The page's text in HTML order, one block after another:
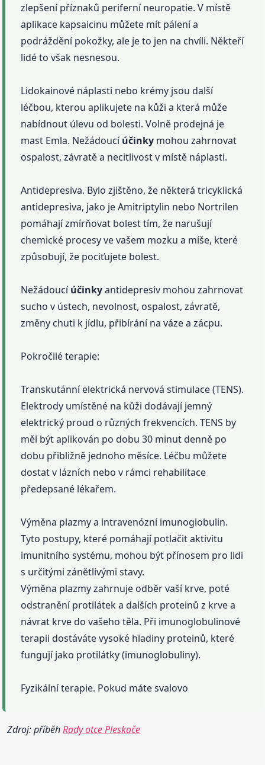
zlepšení příznaků periferní neuropatie. V místě
aplikace kapsaicinu můžete mít pálení a
podráždění pokožky, ale je to jen na chvíli. Někteří
lidé to však nesnesou.
Lidokainové náplasti nebo krémy jsou další
léčbou, kterou aplikujete na kůži a která může
nabídnout úlevu od bolesti. Volně prodejná je
mast Emla. Nežádoucíúčinky mohou zahrnovat
ospalost, závratě a necitlivost v místě náplasti.
Antidepresiva. Bylo zjištěno, že některá tricyklická
antidepresiva, jako je Amitriptylin nebo Nortrilen
pomáhají zmírňovat bolest tím, že narušují
chemické procesy ve vašem mozku a míše, které
způsobují, že pociťujete bolest.
Nežádoucíúčinkyantidepresiv mohou zahrnovat
sucho v ústech, nevolnost, ospalost, závratě,
změny chuti k jídlu, přibírání na váze a zácpu.
Pokročilé terapie:
Transkutánní elektrická nervová stimulace (TENS).
Elektrody umístěné na kůži dodávají jemný
elektrický proud o různých frekvencích. TENS by
měl být aplikován po dobu 30 minut denně po
dobu přibližně jednoho měsíce. Léčbu můžete
dostat v lázních nebo v rámci rehabilitace
předepsané lékařem.
Výměna plazmy a intravenózní imunoglobulin.
Tyto postupy, které pomáhají potlačit aktivitu
imunitního systému, mohou být přínosem pro lidi
s určitými zánětlivými stavy.
Výměna plazmy zahrnuje odběr vaší krve, poté
odstranění protilátek a dalších proteinů z krve a
návrat krve do vašeho těla. Při imunoglobulinové
terapii dostáváte vysoké hladiny proteinů, které
fungují jako protilátky (imunoglobuliny).
Fyzikální terapie. Pokud máte svalovo
Zdroj: příběhRady otce Pleskače